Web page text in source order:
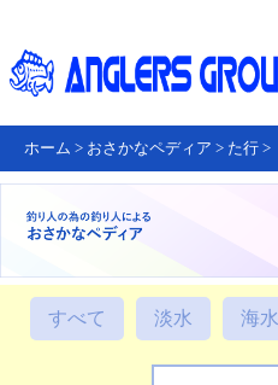
ホーム > おさかなペディア > た行 >
すべて 淡水 海水